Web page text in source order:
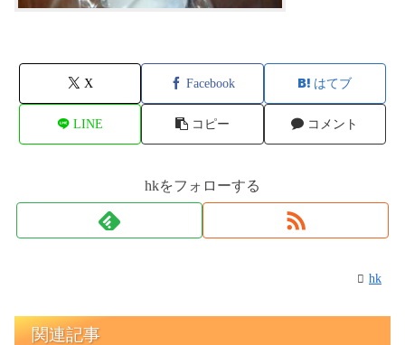
X Facebook はてブ
LINE コピー コメント
hkをフォローする
hk
関連記事